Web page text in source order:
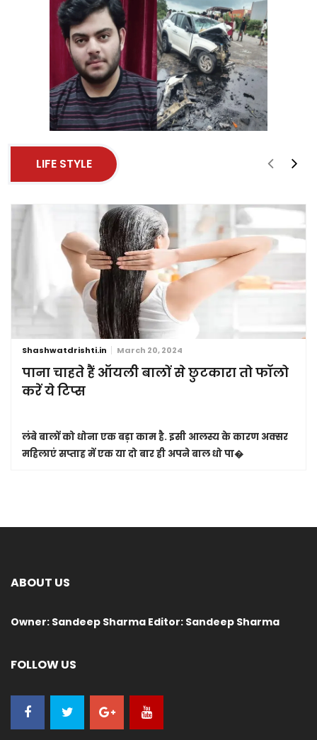
LIFE STYLE
Shashwatdrishti.in March 20, 2024
पाना चाहते हैं ऑयली बालों से छुटकारा तो फॉलो
करें ये टिप्स
लंबे बालों को धोना एक बड़ा काम है. इसी आलस्य के कारण अक्सर
महिलाएं सप्ताह में एक या दो बार ही अपने बाल धो पा�
ABOUT US
Owner: Sandeep Sharma Editor: Sandeep Sharma
FOLLOW US